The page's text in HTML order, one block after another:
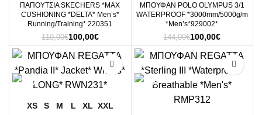
ΠΑΠΟΥΤΣΙΑ SKECHERS *MAX
CUSHIONING *DELTA* Men’s*
Running/Training* 220351
110,00€Original
price
was:
110,00€.
100,00€Η
τρέχουσα
τιμή
είναι:
100,00€.
ΜΠΟΥΦΑΝ POLO OLYMPUS 3/1
WATERPROOF *3000mm/5000g/m
*Men’s*929002*
144,00€Original
price
was:
144,00€.
100,00€Η
τρέχουσα
τιμή
είναι:
100,00€.
XS S M L XL XXL